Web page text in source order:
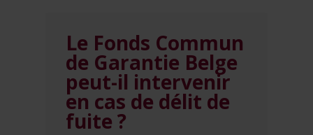
Le Fonds Commun
de Garantie Belge
peut-il intervenir
en cas de délit de
fuite ?